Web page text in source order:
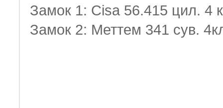
Замок 1: Cisa 56.415 цил. 4
Замок 2: Меттем 341 сув.